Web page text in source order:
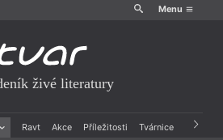
Menu
živé literatury
Ravt Akce Příležitosti Tvárnice Archiv